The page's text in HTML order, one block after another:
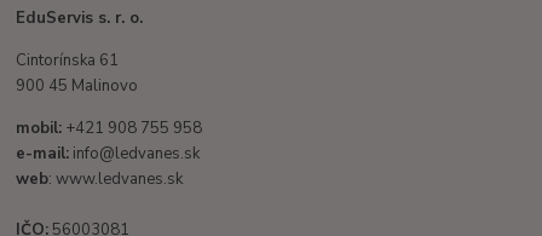
EduServis s. r. o.
Cintorínska 61
900 45 Malinovo
mobil: +421 908 755 958
e-mail: info@ledvanes.sk
web: www.ledvanes.sk
IČO: 56003081